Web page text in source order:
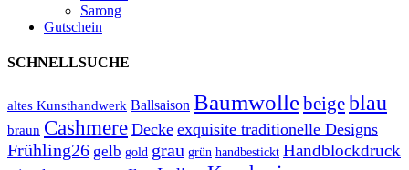
Sarong
Gutschein
SCHNELLSUCHE
altes Kunsthandwerk Ballsaison Baumwollebeigeblau
braun Cashmere Decke exquisite traditionelle Designs
Frühling26 gelb gold grau grün handbestickt Handblockdruck